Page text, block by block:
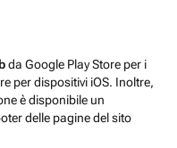
da Google Play Store per i
per dispositivi iOS. Inoltre,
è disponibile un
delle pagine del sito